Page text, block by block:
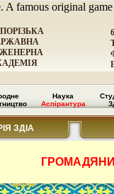
A famous original
Наука
Аспірантура
ЗДІА